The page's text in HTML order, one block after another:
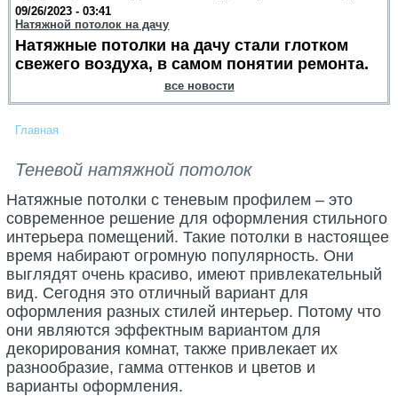
09/26/2023 - 03:41
Натяжной потолок на дачу
Натяжные потолки на дачу стали глотком
свежего воздуха, в самом понятии ремонта.
все новости
Главная
Теневой натяжной потолок
Натяжные потолки с теневым профилем – это
современное решение для оформления стильного
интерьера помещений. Такие потолки в настоящее
время набирают огромную популярность. Они
выглядят очень красиво, имеют привлекательный
вид. Сегодня это отличный вариант для
оформления разных стилей интерьер. Потому что
они являются эффектным вариантом для
декорирования комнат, также привлекает их
разнообразие, гамма оттенков и цветов и
варианты оформления.